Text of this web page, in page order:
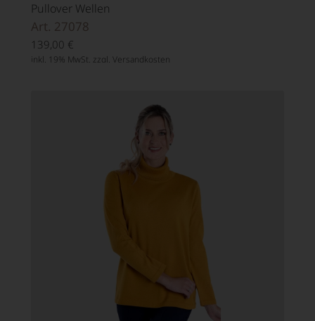
Pullover Wellen
Art. 27078
139,00 €
inkl. 19% MwSt. zzgl. Versandkosten